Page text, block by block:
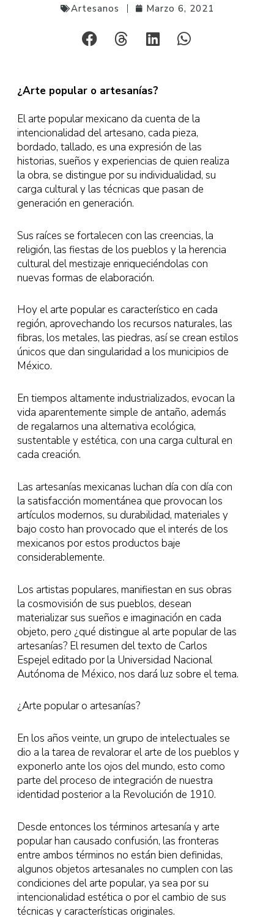
Artesanos Marzo 6, 2021
¿Arte popular o artesanías?
El arte popular mexicano da cuenta de la
intencionalidad del artesano, cada pieza,
bordado, tallado, es una expresión de las
historias, sueños y experiencias de quien realiza
la obra, se distingue por su individualidad, su
carga cultural y las técnicas que pasan de
generación en generación.
Sus raíces se fortalecen con las creencias, la
religión, las fiestas de los pueblos y la herencia
cultural del mestizaje enriqueciéndolas con
nuevas formas de elaboración.
Hoy el arte popular es característico en cada
región, aprovechando los recursos naturales, las
fibras, los metales, las piedras, así se crean estilos
únicos que dan singularidad a los municipios de
México.
En tiempos altamente industrializados, evocan la
vida aparentemente simple de antaño, además
de regalarnos una alternativa ecológica,
sustentable y estética, con una carga cultural en
cada creación.
Las artesanías mexicanas luchan día con día con
la satisfacción momentánea que provocan los
artículos modernos, su durabilidad, materiales y
bajo costo han provocado que el interés de los
mexicanos por estos productos baje
considerablemente.
Los artistas populares, manifiestan en sus obras
la cosmovisión de sus pueblos, desean
materializar sus sueños e imaginación en cada
objeto, pero ¿qué distingue al arte popular de las
artesanías? El resumen del texto de Carlos
Espejel editado por la Universidad Nacional
Autónoma de México, nos dará luz sobre el tema.
¿Arte popular o artesanías?
En los años veinte, un grupo de intelectuales se
dio a la tarea de revalorar el arte de los pueblos y
exponerlo ante los ojos del mundo, esto como
parte del proceso de integración de nuestra
identidad posterior a la Revolución de 1910.
Desde entonces los términos artesanía y arte
popular han causado confusión, las fronteras
entre ambos términos no están bien definidas,
algunos objetos artesanales no cumplen con las
condiciones del arte popular, ya sea por su
intencionalidad estética o por el cambio de sus
técnicas y características originales.